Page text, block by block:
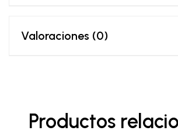
Valoraciones (0)
Productos